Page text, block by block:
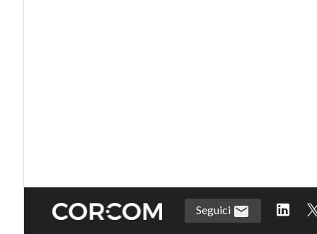
Seguici